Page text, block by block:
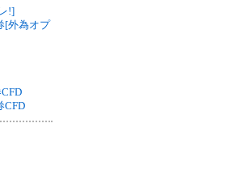
!]
[外為オプ
CFD